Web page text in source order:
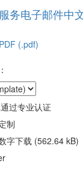
务电子邮件中
(.pdf)
过专业认证
制
字下载 (562.64 kB)